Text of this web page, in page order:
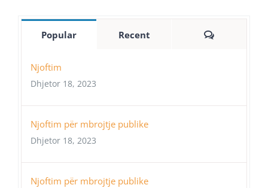
Popular Recent Comments
Njoftim
Dhjetor 18, 2023
Njoftim për mbrojtje publike
Dhjetor 18, 2023
Njoftim për mbrojtje publike